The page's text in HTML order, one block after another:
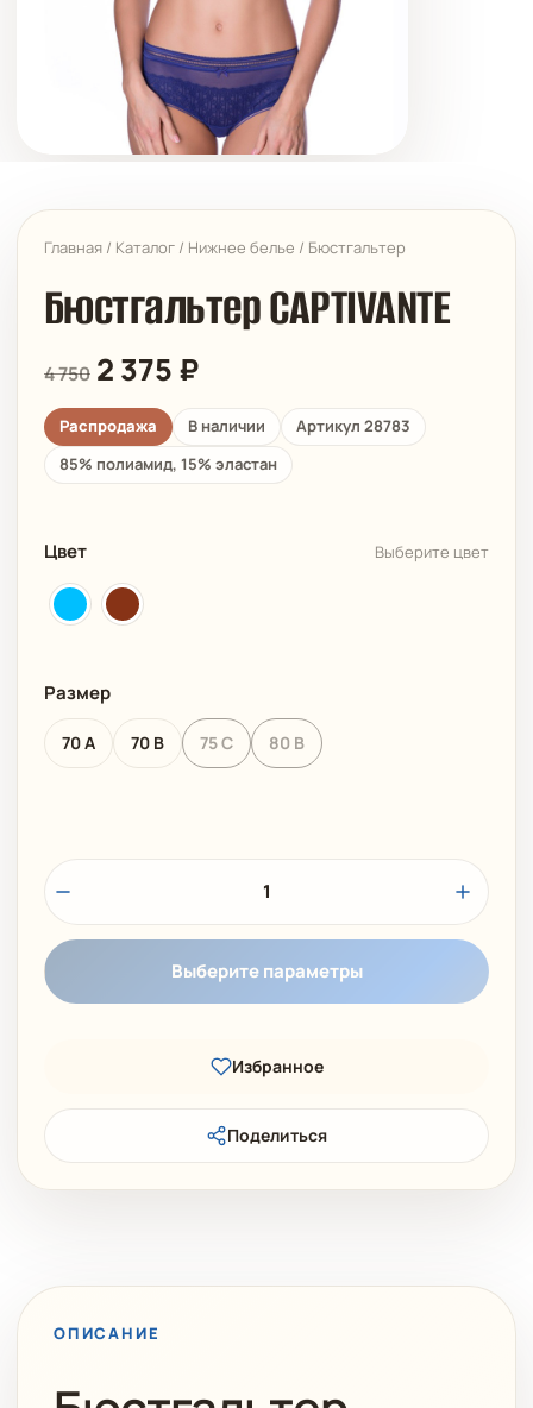
Главная / Каталог / Нижнее белье / Бюстгальтер
Бюстгальтер CAPTIVANTE
4 750 2 375 ₽
Распродажа В наличии
Артикул 28783
85% полиамид, 15% эластан
Цвет Выберите цвет
Размер
70 A 70 B 75 C 80 B
1
Выберите параметры
Избранное
Поделиться
ОПИСАНИЕ